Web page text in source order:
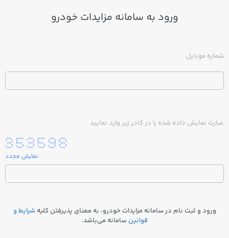
ورود به سامانه مزایدات خودرو
شماره موبایل
عبارت نمایش داده شده را در کادر زیر وارد نمایید
*** ***** *** ***** *** ***
* * * * * * * * * *
* * * * * * * *
*** **** *** **** **** ***
* * * * * * *
* * * * * * * * * * * *
*** *** *** *** *** ***
نمایش مجدد
ورود و ثبت نام در سامانه مزایدات خودرو، به معنای پذیرفتن کلیه شرایط و
قوانین سامانه می‌باشد.